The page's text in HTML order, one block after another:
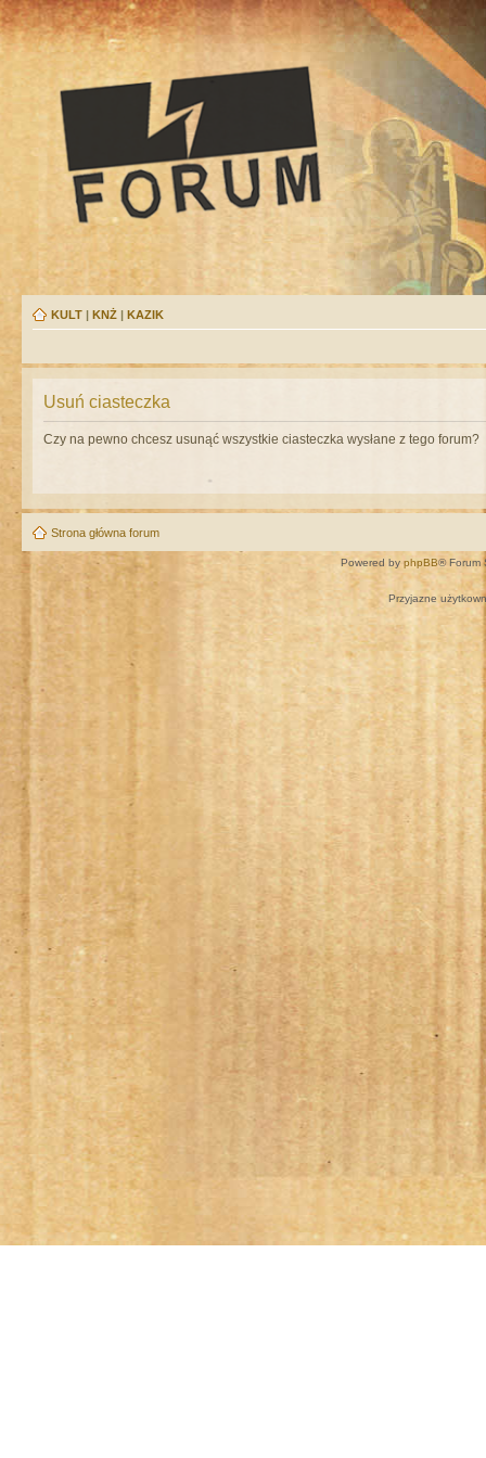
KULT | KNŻ | KAZIK
Usuń ciasteczka
Czy na pewno chcesz usunąć wszystkie ciasteczka wysłane z tego forum?
Strona główna forum
Powered by phpBB® Forum
Przyjazne